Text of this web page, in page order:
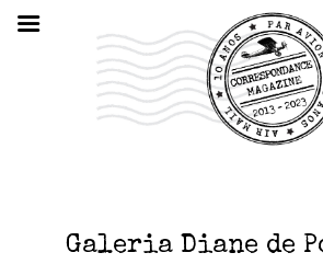
Galeria Diane de